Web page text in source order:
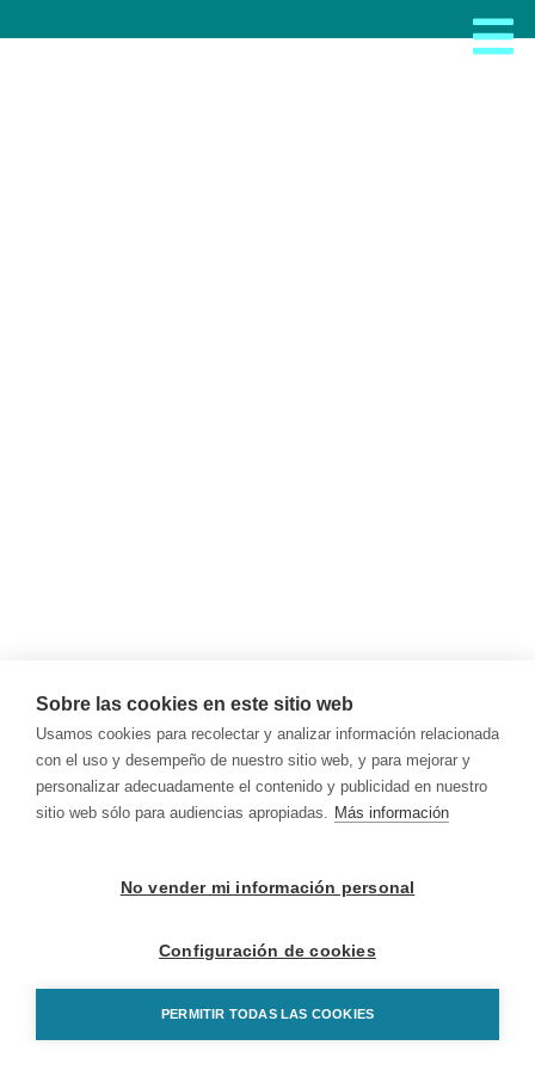
Sobre las cookies en este sitio web
Usamos cookies para recolectar y analizar información relacionada
con el uso y desempeño de nuestro sitio web, y para mejorar y
personalizar adecuadamente el contenido y publicidad en nuestro
sitio web sólo para audiencias apropiadas. Más información
No vender mi información personal
Configuración de cookies
PERMITIR TODAS LAS COOKIES